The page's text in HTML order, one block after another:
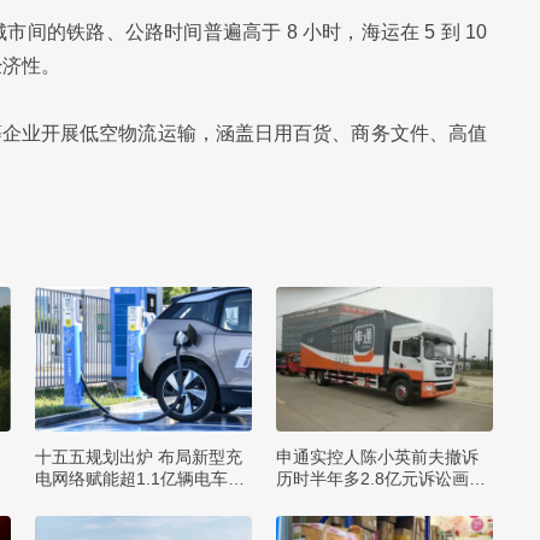
间的铁路、公路时间普遍高于 8 小时，海运在 5 到 10
性。
业开展低空物流运输，涵盖日用百货、商务文件、高值
十五五规划出炉 布局新型充
电网络赋能超1.1亿辆电车出
申通实控人陈小英前夫撤诉
历时半年多2.8亿元诉讼画句